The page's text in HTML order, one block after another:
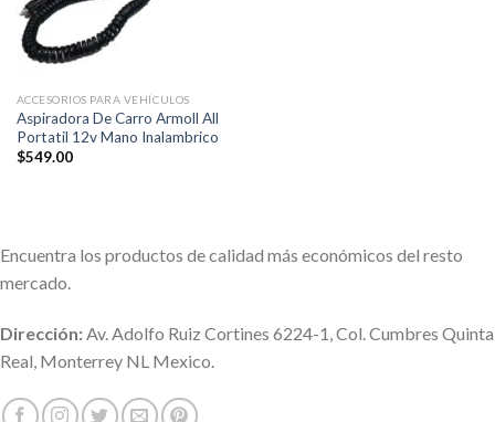
ACCESORIOS PARA VEHÍCULOS
Aspiradora De Carro Armoll All
Portatil 12v Mano Inalambrico
$549.00
Encuentra los productos de calidad más económicos del resto
mercado.
Dirección: Av. Adolfo Ruiz Cortines 6224-1, Col. Cumbres Quinta
Real, Monterrey NL Mexico.